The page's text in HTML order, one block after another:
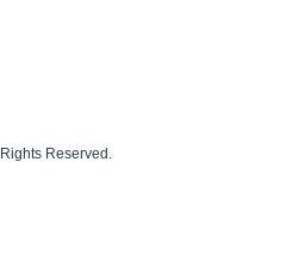
Reserved.